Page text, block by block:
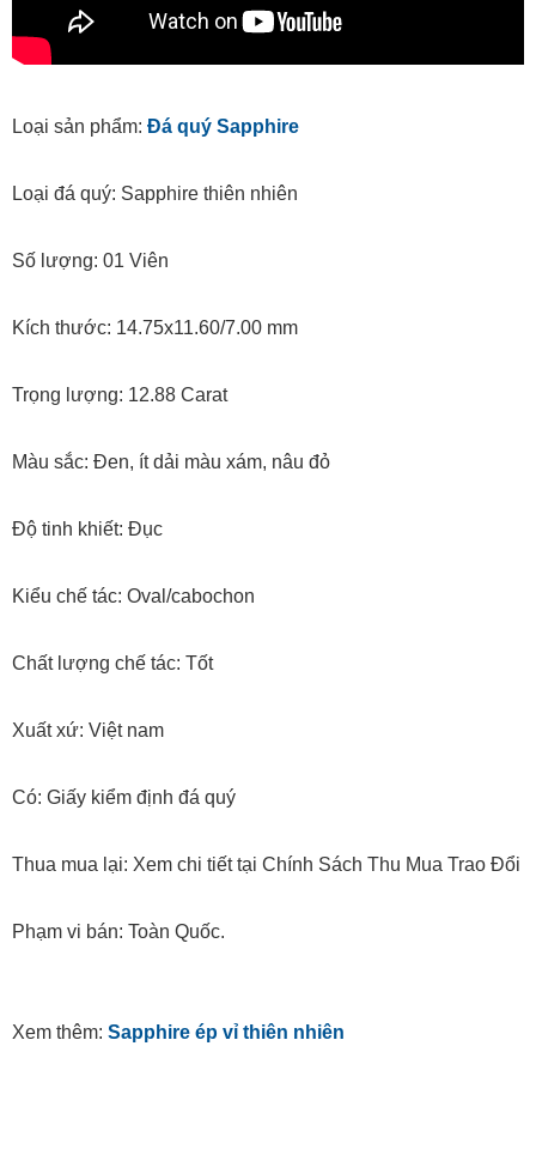
Loại sản phẩm: Đá quý Sapphire
Loại đá quý: Sapphire thiên nhiên
Số lượng: 01 Viên
Kích thước: 14.75x11.60/7.00 mm
Trọng lượng: 12.88 Carat
Màu sắc: Đen, ít dải màu xám, nâu đỏ
Độ tinh khiết: Đục
Kiểu chế tác: Oval/cabochon
Chất lượng chế tác: Tốt
Xuất xứ: Việt nam
Có: Giấy kiểm định đá quý
Thua mua lại: Xem chi tiết tại Chính Sách Thu Mua Trao Đổi
Phạm vi bán: Toàn Quốc.
Xem thêm: Sapphire ép vỉ thiên nhiên